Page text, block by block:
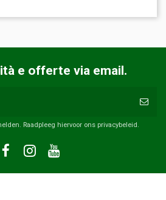
e offerte via email.
Raadpleeg hiervoor ons privacybeleid.